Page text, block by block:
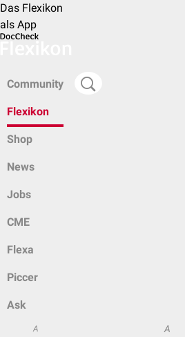
Das Flexikon
als App
Community
Flexikon
Shop
News
Jobs
CME
Flexa
Piccer
Ask
A A